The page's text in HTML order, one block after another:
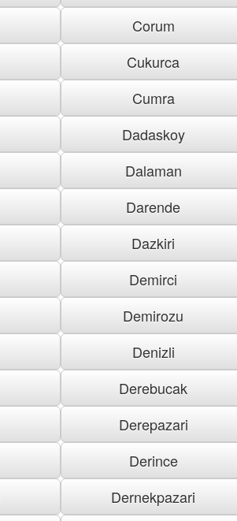
Corum
Cukurca
Cumra
Dadaskoy
Dalaman
Darende
Dazkiri
Demirci
Demirozu
Denizli
Derebucak
Derepazari
Derince
Dernekpazari